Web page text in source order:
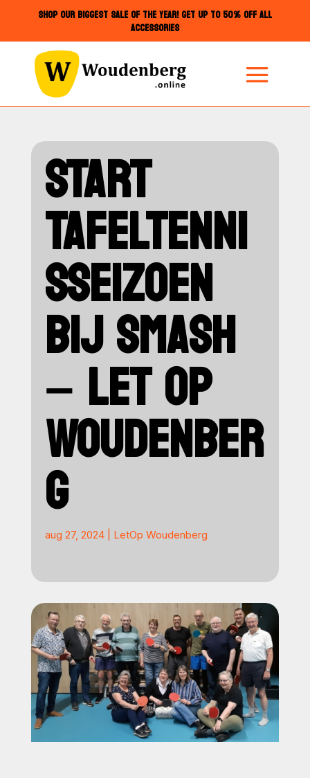
SHOP OUR BIGGEST SALE OF THE YEAR! GET UP TO 50% OFF ALL
ACCESSORIES
START
TAFELTENNI
SSEIZOEN
BIJ SMASH
– LET OP
WOUDENBER
G
aug 27, 2024| LetOp Woudenberg